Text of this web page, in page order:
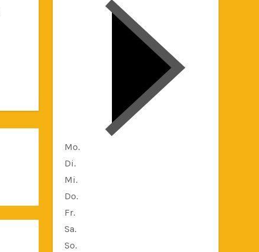
Mo.
Di.
Mi.
Do.
Fr.
Sa.
So.